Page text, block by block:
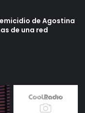
de Agostina
de una red